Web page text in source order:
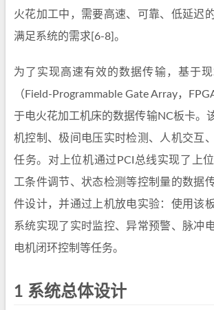
火花加工中，需要高速、可靠、低延迟
满足系统的需求[6-8]。
为了实现高速有效的数据传输，基于
（Field-Programmable Gate Array，
于电火花加工机床的数据传输NC板卡。
机控制、极间电压实时检测、人机交互
任务。对上位机通过PCI总线实现了上
工条件调节、状态检测等控制量的数据
件设计，并通过上机放电实验：使用该
系统实现了实时监控、异常预警、脉冲
电机闭环控制等任务。
1 系统总体设计